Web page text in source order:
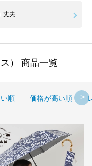
丈夫
） 商品一覧
順 価格が高い順